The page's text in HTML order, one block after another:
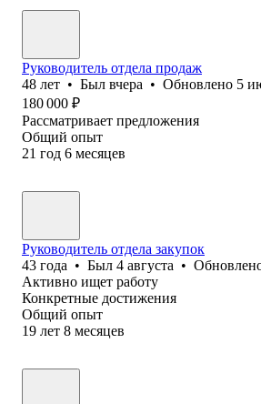
Руководитель отдела продаж
48 лет • Был вчера • Обновлено 5
180 000 ₽
Рассматривает предложения
Общий опыт
21 год 6 месяцев
Руководитель отдела закупок
43 года • Был 4 августа •
Активно ищет работу
Конкретные достижения
Общий опыт
19 лет 8 месяцев